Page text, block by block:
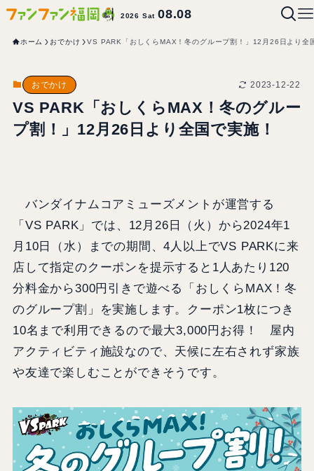
2026 Sat08.08
ホーム おでかけ VS PARK「おしくらMAX！冬のグループ割！」12月26日より全
おでかけ 2023-12-22
VS PARK「おしくらMAX！冬のグルー
プ割！」12月26日より全国で実施！
バンダイナムコアミューズメントが運営する
「VS PARK」では、12月26日（火）から2024年1
月10日（水）までの期間、4人以上でVS PARKに来
店して指定のクーポンを提示すると1人あたり120
分料金から300円引きで遊べる「おしくらMAX！冬
のグループ割」を実施します。クーポン1枚につき
10名まで利用できるので最大3,000円お得！ 屋内
アクティビティ施設なので、天候に左右されず家族
や友達で楽しむことができそうです。